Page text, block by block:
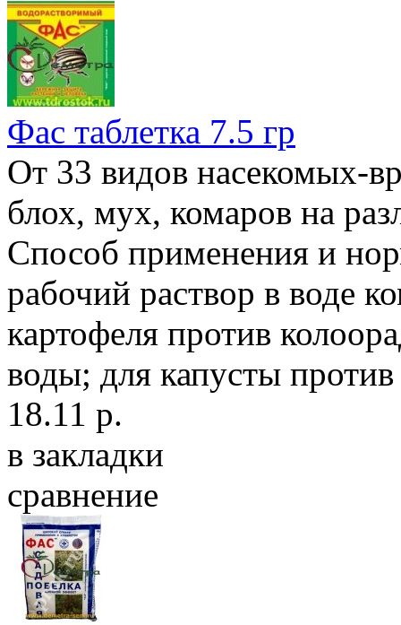
Фас таблетка 7.5 гр
От 33 видов насекомых-
блох, мух, комаров на
Способ применения и
рабочий раствор в воде
картофеля против
воды; для капусты
18.11 р.
в закладки
сравнение